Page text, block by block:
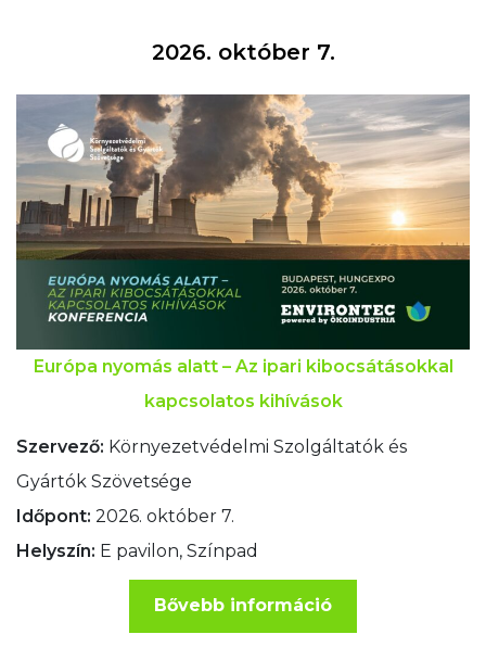
2026. október 7.
Európa nyomás alatt – Az ipari kibocsátásokkal
kapcsolatos kihívások
Szervező: Környezetvédelmi Szolgáltatók és
Gyártók Szövetsége
Időpont: 2026. október 7.
Helyszín: E pavilon, Színpad
Bővebb információ